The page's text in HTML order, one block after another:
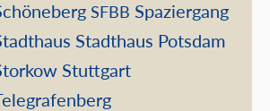
SFBB Spaziergang
Stadthaus Potsdam
Stuttgart